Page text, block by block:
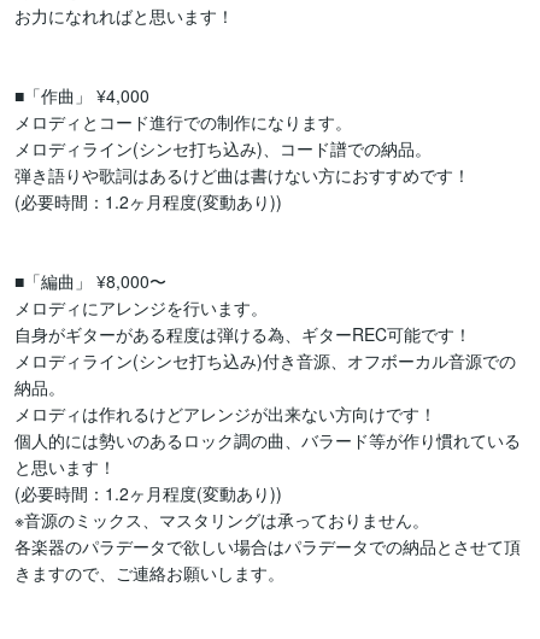
お力になれればと思います！
■「作曲」 ¥4,000
メロディとコード進行での制作になります。
メロディライン(シンセ打ち込み)、コード譜での納品。
弾き語りや歌詞はあるけど曲は書けない方におすすめです！
(必要時間：1.2ヶ月程度(変動あり))
■「編曲」 ¥8,000〜
メロディにアレンジを行います。
自身がギターがある程度は弾ける為、ギターREC可能です！
メロディライン(シンセ打ち込み)付き音源、オフボーカル音源での
納品。
メロディは作れるけどアレンジが出来ない方向けです！
個人的には勢いのあるロック調の曲、バラード等が作り慣れている
と思います！
(必要時間：1.2ヶ月程度(変動あり))
※音源のミックス、マスタリングは承っておりません。
各楽器のパラデータで欲しい場合はパラデータでの納品とさせて頂
きますので、ご連絡お願いします。